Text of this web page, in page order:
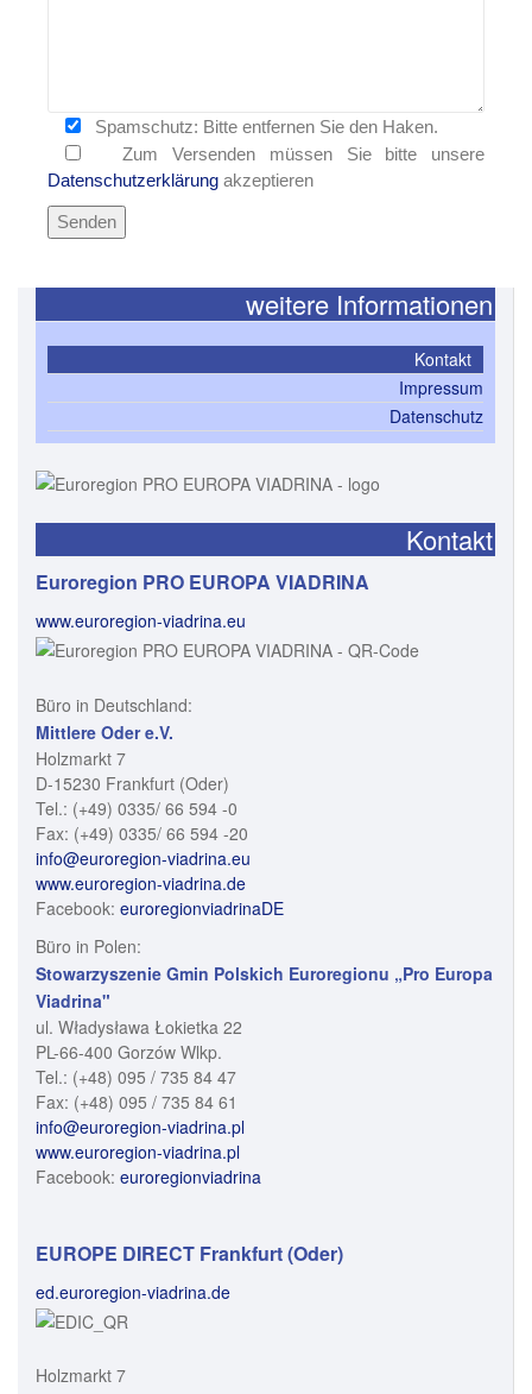
Spamschutz: Bitte entfernen Sie den Haken.
Zum Versenden müssen Sie bitte unsere
Datenschutzerklärung akzeptieren
weitere Informationen
Kontakt
Impressum
Datenschutz
Kontakt
Euroregion PRO EUROPA VIADRINA
www.euroregion-viadrina.eu
Büro in Deutschland:
Mittlere Oder e.V.
Holzmarkt 7
D-15230 Frankfurt (Oder)
Tel.: (+49) 0335/ 66 594 -0
Fax: (+49) 0335/ 66 594 -20
info@euroregion-viadrina.eu
www.euroregion-viadrina.de
Facebook: euroregionviadrinaDE
Büro in Polen:
Stowarzyszenie Gmin Polskich Euroregionu „Pro Europa
Viadrina"
ul. Władysława Łokietka 22
PL-66-400 Gorzów Wlkp.
Tel.: (+48) 095 / 735 84 47
Fax: (+48) 095 / 735 84 61
info@euroregion-viadrina.pl
www.euroregion-viadrina.pl
Facebook: euroregionviadrina
EUROPE DIRECT Frankfurt (Oder)
ed.euroregion-viadrina.de
Holzmarkt 7